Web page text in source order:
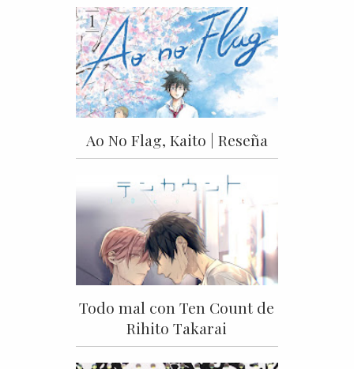
Ao No Flag, Kaito | Reseña
Todo mal con Ten Count de
Rihito Takarai